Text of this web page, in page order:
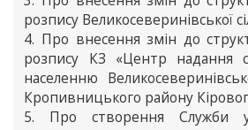
розпису Великосеверинівської
4. Про внесення змін до
розпису КЗ «Центр надання
населенню
Кропивницького району
5. Про створення Служби